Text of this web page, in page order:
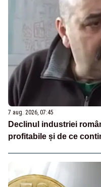
7 aug. 2026, 07:45
Declinul industriei
profitabile și de ce